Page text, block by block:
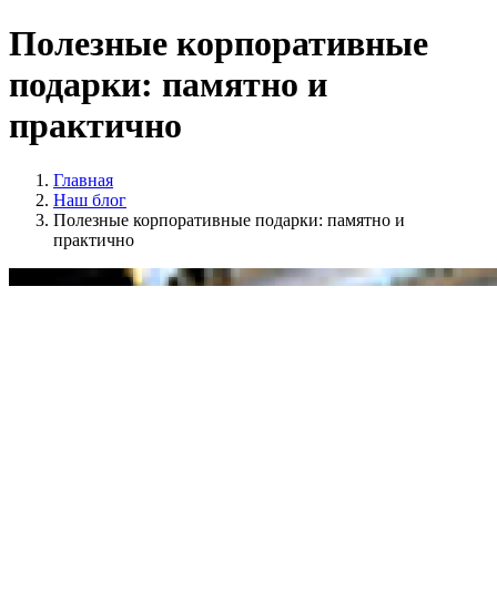
Полезные корпоративные
подарки: памятно и
практично
Главная
Наш блог
Полезные корпоративные подарки: памятно и
практично